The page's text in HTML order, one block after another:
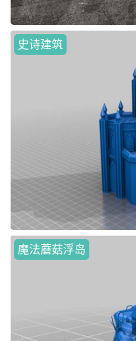
史诗建筑
魔法蘑菇浮岛